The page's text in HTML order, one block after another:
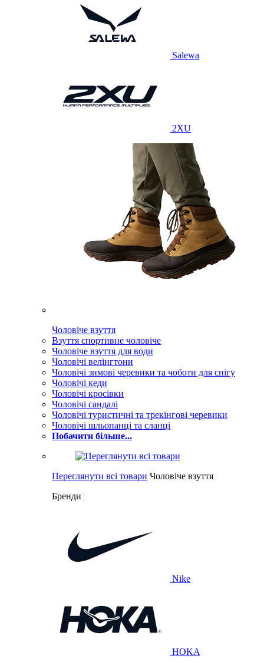
Salewa
2XU
Чоловіче взуття
Взуття спортивне чоловіче
Чоловіче взуття для води
Чоловічі велінгтони
Чоловічі зимові черевики та чоботи для снігу
Чоловічі кеди
Чоловічі кросівки
Чоловічі сандалі
Чоловічі туристичні та трекінгові черевики
Чоловічі шльопанці та сланці
Побачити більше...
Переглянути всі товари Чоловіче взуття
Бренди
Nike
HOKA